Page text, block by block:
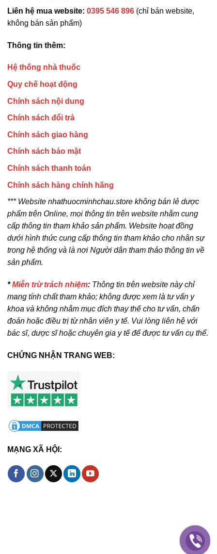
Liên hệ mua website: 0395 546 896 (chỉ bán website,
không bán sản phẩm)
Thông tin thêm:
Hệ thống nhà thuốc
Quy chế hoạt động
Chính sách nội dung
Chính sách đổi trả
Chính sách giao hàng
Chính sách bảo mật
Chính sách thanh toán
Chính sách hàng chính hãng
*** Website nhathuocminhchau.store không bán lẻ dược
phẩm trên Online, mọi thông tin trên website nhằm cung
cấp thông tin tham khảo sản phẩm. Website hoạt đồng
dưới hình thức cung cấp thông tin tham khảo cho nhân sự
trong hệ thống và là nơi Người dân tham thảo thông tin về
sản phẩm.
*Miễn trừ trách nhiệm: Thông tin trên website này chỉ
mang tính chất tham khảo; không được xem là tư vấn y
khoa và không nhằm mục đích thay thế cho tư vấn, chẩn
đoán hoặc điều trị từ nhân viên y tế. Vui lòng liên hệ với
bác sĩ, dược sĩ hoặc chuyên gia y tế để được tư vấn cụ thể.
CHỨNG NHẬN TRANG WEB:
MẠNG XÃ HỘI: